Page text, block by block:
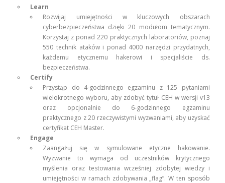
Learn
Rozwijaj umiejętności w kluczowych obszarach
cyberbezpieczeństwa dzięki 20 modułom tematycznym.
Korzystaj z ponad 220 praktycznych laboratoriów, poznaj
550 technik ataków i ponad 4000 narzędzi przydatnych,
każdemu etycznemu hakerowi i specjaliście ds.
bezpieczeństwa.
Certify
Przystąp do 4-godzinnego egzaminu z 125 pytaniami
wielokrotnego wyboru, aby zdobyć tytuł CEH w wersji v13
oraz opcjonalnie do 6-godzinnego egzaminu
praktycznego z 20 rzeczywistymi wyzwaniami, aby uzyskać
certyfikat CEH Master.
Engage
Zaangażuj się w symulowane etyczne hakowanie.
Wyzwanie to wymaga od uczestników krytycznego
myślenia oraz testowania wcześniej zdobytej wiedzy i
umiejętności w ramach zdobywania „flag”. W ten sposób